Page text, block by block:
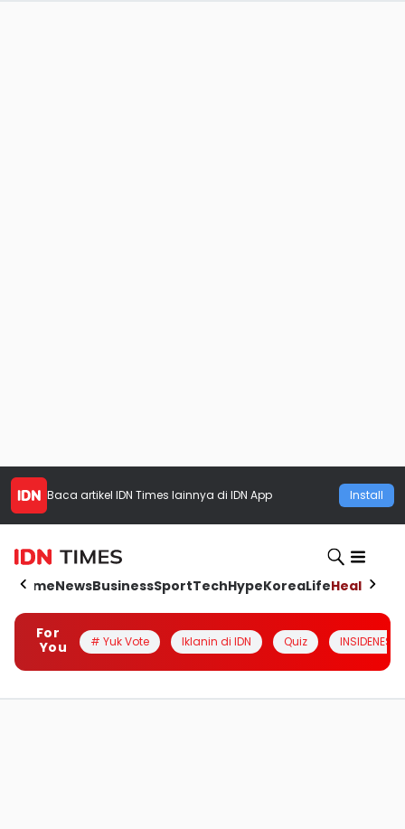
Baca artikel IDN Times lainnya di IDN App Install
HomeNewsBusinessSportTechHypeKoreaLifeHealth
For
You
# Yuk Vote Iklanin di IDN Quiz INSIDENESIA